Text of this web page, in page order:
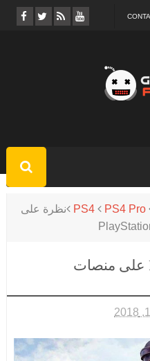
PS4 PS4 Pro
نظرة على
نظرة على أداء لعبة PUBG على منصات